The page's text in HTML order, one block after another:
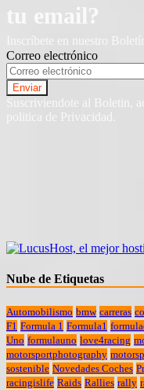
tu email?
Inscríbete en nuestro
Correo electrónico
Suscriviendote al Boletin,
politica de Privacidad.
Nube de Etiquetas
Automobilismo bmw carreras
F1 Formula 1 Formula1
Uno formulauno love4racing
motorsportphotography
sostenible Novedades Coches
racingislife Raids Rallies rally